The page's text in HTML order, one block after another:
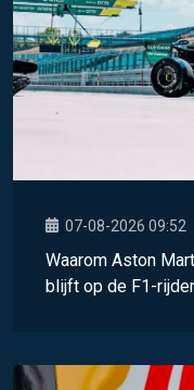
07-08-2026 09:52
Waarom Aston
blijft op de F1-